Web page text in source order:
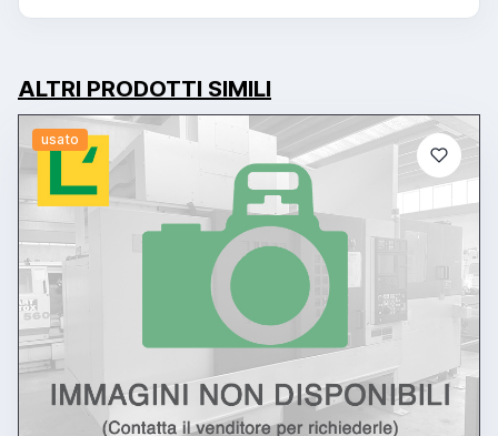
ALTRI PRODOTTI SIMILI
usato